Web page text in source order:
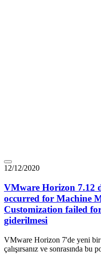
12/12/2020
VMware Horizon 7.12
occurred for Machine
Customization failed
giderilmesi
VMware Horizon 7'de yeni
çalışırsanız ve sonrasında